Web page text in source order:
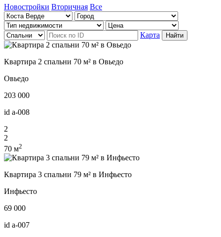
Новостройки Вторичная Все
Карта Найти
Квартира 2 спальни 70 м² в Овьедо
Овьедо
203 000
id a-008
2
2
70 м2
Квартира 3 спальни 79 м² в Инфьесто
Инфьесто
69 000
id a-007